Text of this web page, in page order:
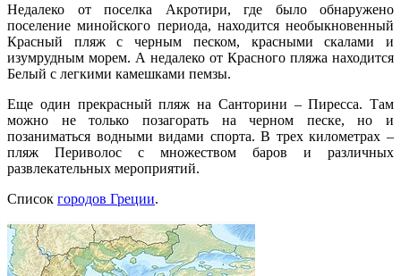
Недалеко от поселка Акротири, где было обнаружено
поселение минойского периода, находится необыкновенный
Красный пляж с черным песком, красными скалами и
изумрудным морем. А недалеко от Красного пляжа находится
Белый с легкими камешками пемзы.
Еще один прекрасный пляж на Санторини – Пиресса. Там
можно не только позагорать на черном песке, но и
позаниматься водными видами спорта. В трех километрах –
пляж Периволос с множеством баров и различных
развлекательных мероприятий.
Список городов Греции.